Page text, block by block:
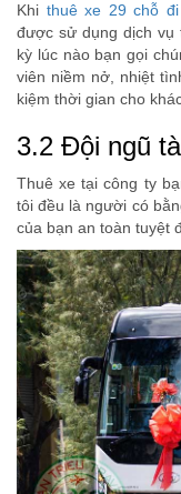
Khi thuê xe 29 chỗ
được sử dụng dịch vụ
kỳ lúc nào bạn gọi
viên niềm nở, nhiệt
kiệm thời gian cho
3.2 Đội ngũ
Thuê xe tại công ty
tôi đều là người có
của bạn an toàn tuyệt